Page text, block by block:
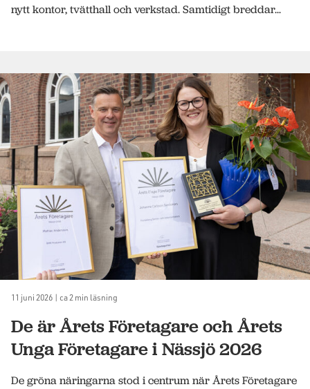
nytt kontor, tvätthall och verkstad. Samtidigt breddar...
11 juni 2026 | ca 2 min läsning
De är Årets Företagare och Årets
Unga Företagare i Nässjö 2026
De gröna näringarna stod i centrum när Årets Företagare